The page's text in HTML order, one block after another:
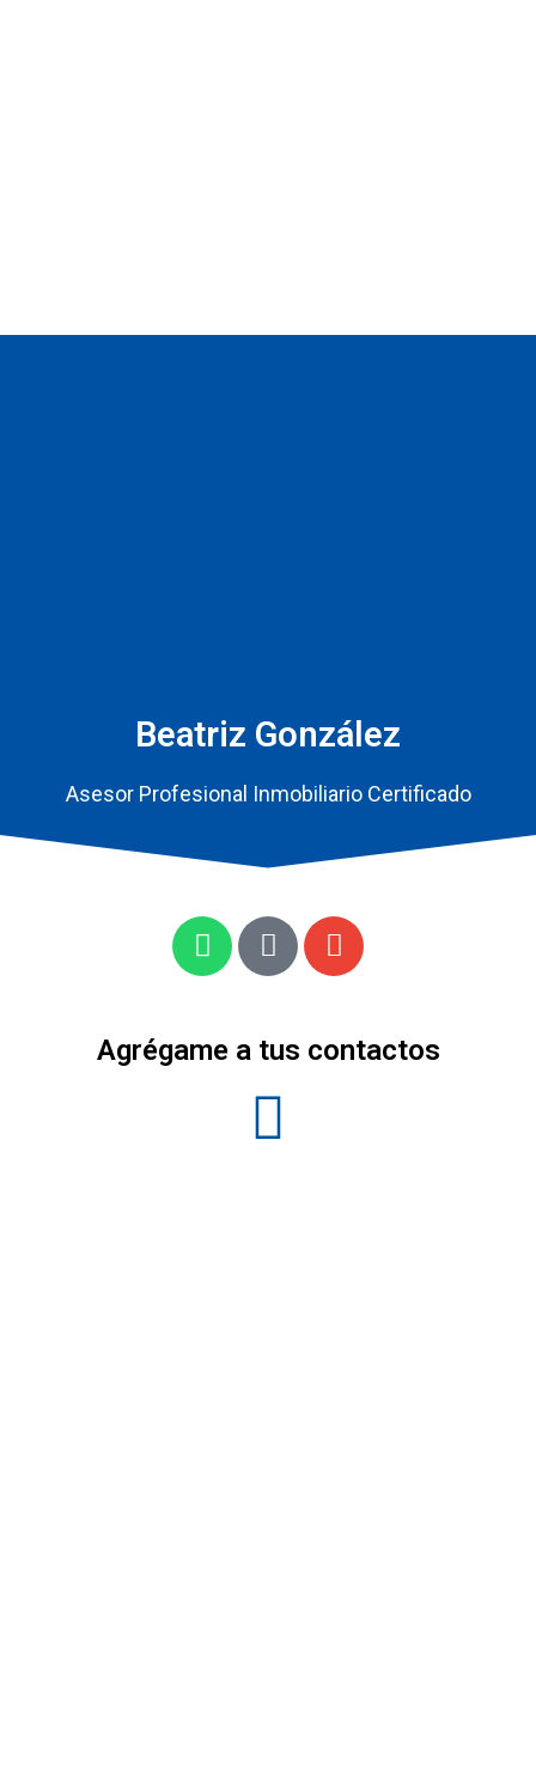
Beatriz González
Asesor Profesional Inmobiliario Certificado
Agrégame a tus contactos